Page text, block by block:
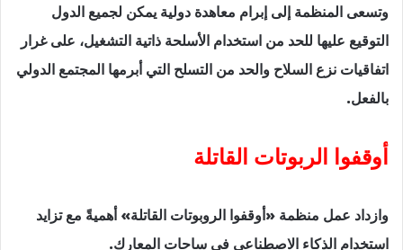
وتسعى المنظمة إلى إبرام معاهدة دولية يمكن لجميع الدول
التوقيع عليها للحد من استخدام الأسلحة ذاتية التشغيل، على غرار
اتفاقيات نزع السلاح والحد من التسلح التي أبرمها المجتمع الدولي
بالفعل.
أوقفوا الربوتات القاتلة
وازداد عمل منظمة «أوقفوا الروبوتات القاتلة» أهميةً مع تزايد
استخدام الذكاء الاصطناعي في ساحات المعارك.